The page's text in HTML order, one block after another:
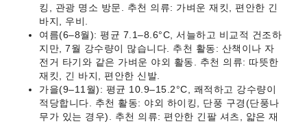
킹, 관광 명소 방문. 추천 의류: 가벼운 재킷, 편안한 긴
바지, 우비.
여름(6–8월): 평균 7.1–8.6°C, 서늘하고 비교적 건조하
지만, 7월 강수량이 많습니다. 추천 활동: 산책이나 자
전거 타기와 같은 가벼운 야외 활동. 추천 의류: 따뜻한
재킷, 긴 바지, 편안한 신발.
가을(9–11월): 평균 10.9–15.2°C, 쾌적하고 강수량이
적당합니다. 추천 활동: 야외 하이킹, 단풍 구경(단풍나
무가 있는 경우). 추천 의류: 편안한 긴팔 셔츠, 얇은 재